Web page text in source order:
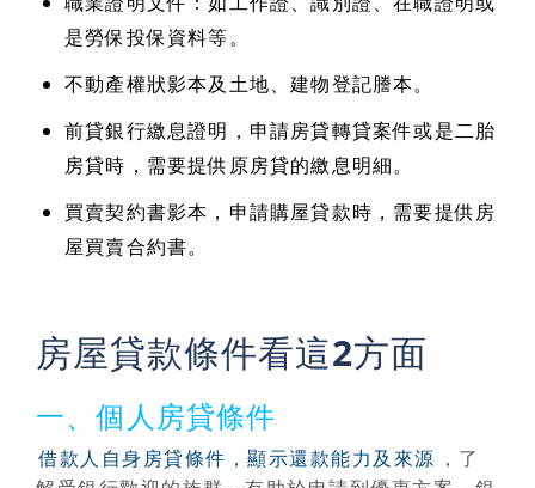
是勞保投保資料等。
不動產權狀影本及土地、建物登記謄本。
前貸銀行繳息證明，申請房貸轉貸案件或是二胎
房貸時，需要提供原房貸的繳息明細。
買賣契約書影本，申請購屋貸款時，需要提供房
屋買賣合約書。
房屋貸款條件看這2方面
一、個人房貸條件
借款人自身房貸條件，顯示還款能力及來源 ，了